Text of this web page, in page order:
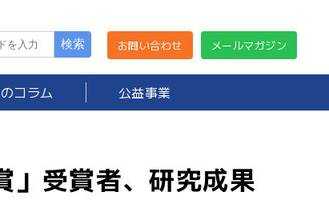
お問い合わせ メールマガジン
コラム 公益事業
」受賞者、研究成果